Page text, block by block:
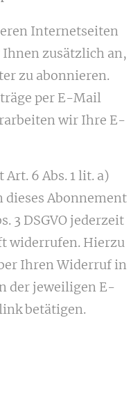
Internetseiten
zusätzlich an,
zu abonnieren.
per E-Mail
wir Ihre E-
6 Abs. 1 lit. a)
dieses Abonnement
3 DSGVO jederzeit
widerrufen. Hierzu
Ihren Widerruf in
der jeweiligen E-
betätigen.